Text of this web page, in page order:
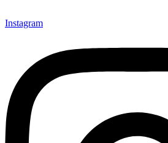
Instagram